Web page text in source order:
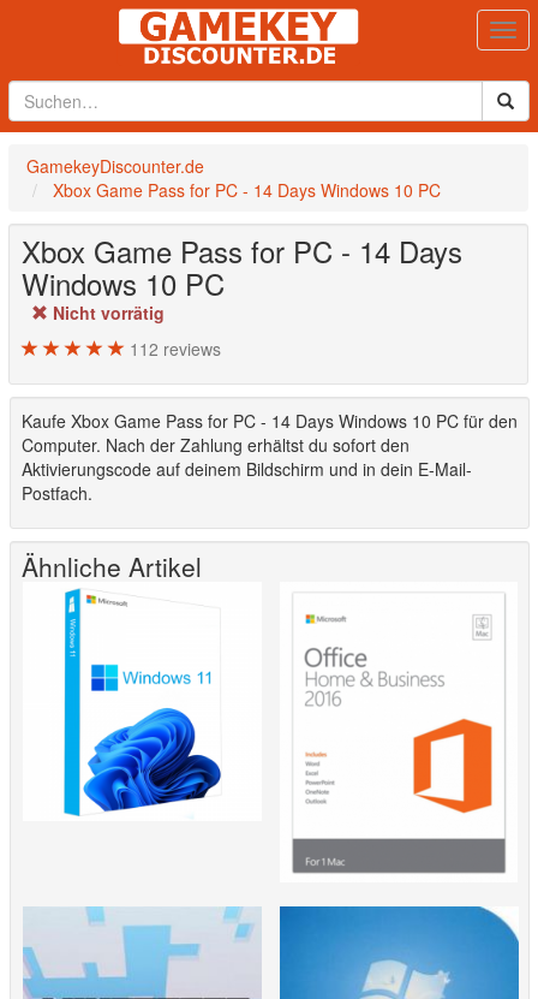
GamekeyDiscounter.de
Xbox Game Pass for PC - 14 Days Windows 10 PC
Xbox Game Pass for PC - 14 Days
Windows 10 PC
Nicht vorrätig
112 reviews
Kaufe Xbox Game Pass for PC - 14 Days Windows 10 PC für den
Computer. Nach der Zahlung erhältst du sofort den
Aktivierungscode auf deinem Bildschirm und in dein E-Mail-
Postfach.
Ähnliche Artikel